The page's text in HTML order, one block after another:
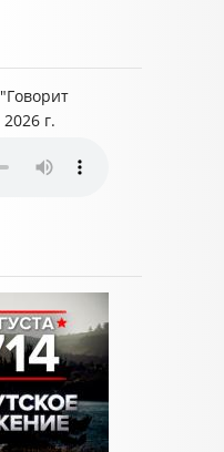
г.